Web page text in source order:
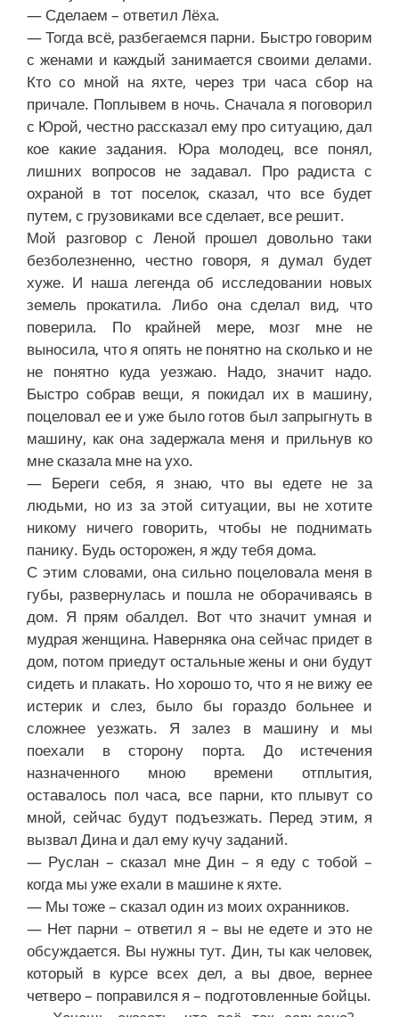
— Сделаем – ответил Лёха.
— Тогда всё, разбегаемся парни. Быстро говорим
с женами и каждый занимается своими делами.
Кто со мной на яхте, через три часа сбор на
причале. Поплывем в ночь. Сначала я поговорил
с Юрой, честно рассказал ему про ситуацию, дал
кое какие задания. Юра молодец, все понял,
лишних вопросов не задавал. Про радиста с
охраной в тот поселок, сказал, что все будет
путем, с грузовиками все сделает, все решит.
Мой разговор с Леной прошел довольно таки
безболезненно, честно говоря, я думал будет
хуже. И наша легенда об исследовании новых
земель прокатила. Либо она сделал вид, что
поверила. По крайней мере, мозг мне не
выносила, что я опять не понятно на сколько и не
не понятно куда уезжаю. Надо, значит надо.
Быстро собрав вещи, я покидал их в машину,
поцеловал ее и уже было готов был запрыгнуть в
машину, как она задержала меня и прильнув ко
мне сказала мне на ухо.
— Береги себя, я знаю, что вы едете не за
людьми, но из за этой ситуации, вы не хотите
никому ничего говорить, чтобы не поднимать
панику. Будь осторожен, я жду тебя дома.
С этим словами, она сильно поцеловала меня в
губы, развернулась и пошла не оборачиваясь в
дом. Я прям обалдел. Вот что значит умная и
мудрая женщина. Наверняка она сейчас придет в
дом, потом приедут остальные жены и они будут
сидеть и плакать. Но хорошо то, что я не вижу ее
истерик и слез, было бы гораздо больнее и
сложнее уезжать. Я залез в машину и мы
поехали в сторону порта. До истечения
назначенного мною времени отплытия,
оставалось пол часа, все парни, кто плывут со
мной, сейчас будут подъезжать. Перед этим, я
вызвал Дина и дал ему кучу заданий.
— Руслан – сказал мне Дин – я еду с тобой –
когда мы уже ехали в машине к яхте.
— Мы тоже – сказал один из моих охранников.
— Нет парни – ответил я – вы не едете и это не
обсуждается. Вы нужны тут. Дин, ты как человек,
который в курсе всех дел, а вы двое, вернее
четверо – поправился я – подготовленные бойцы.